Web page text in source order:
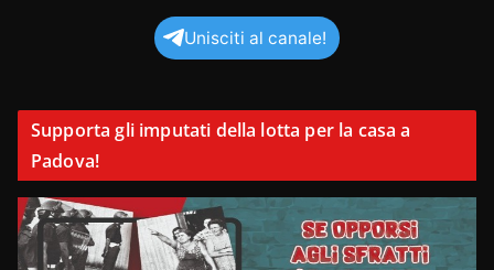
Unisciti al canale!
Supporta gli imputati della lotta per la casa a
Padova!